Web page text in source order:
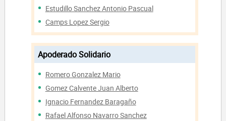
Estudillo Sanchez Antonio Pascual
Camps Lopez Sergio
Apoderado Solidario
Romero Gonzalez Mario
Gomez Calvente Juan Alberto
Ignacio Fernandez Baragaño
Rafael Alfonso Navarro Sanchez